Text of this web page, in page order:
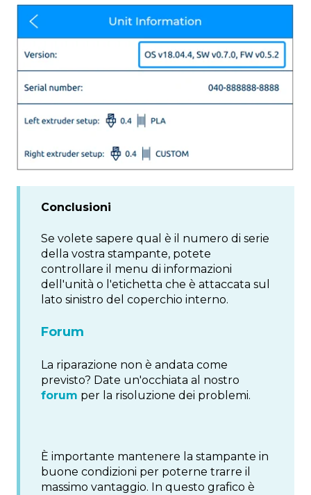
Conclusioni
Se volete sapere qual è il numero di serie
della vostra stampante, potete
controllare il menu di informazioni
dell'unità o l'etichetta che è attaccata sul
lato sinistro del coperchio interno.
Forum
La riparazione non è andata come
previsto? Date un'occhiata al nostro
forum per la risoluzione dei problemi.
È importante mantenere la stampante in
buone condizioni per poterne trarre il
massimo vantaggio. In questo grafico è